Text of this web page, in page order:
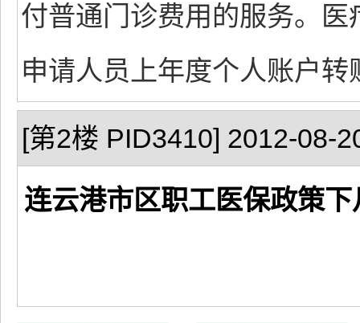
付普通门诊费用的服务。
申请人员上年度个人账户转
[第2楼 PID3410] 2012-08-
连云港市区职工医保政策